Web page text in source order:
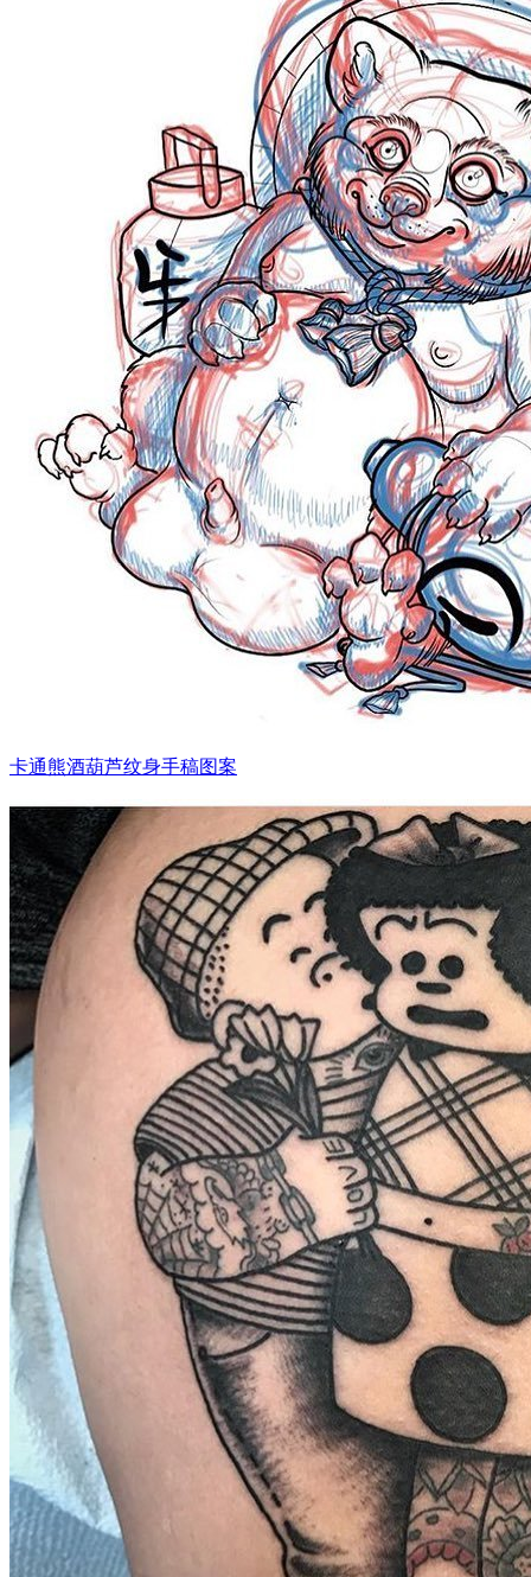
武汉老兵纹身微信
： 服务号：laobingwenshen 订阅号：laobing66666 打造国
文资讯！精美纹身图案及手稿 纹身作品 一站搞定！回复相
问千万素材的微官网，中国最强最全纹身图案尽在其中！
卡通熊酒葫芦纹身手稿图案